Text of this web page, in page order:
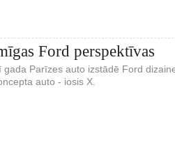
Ford perspektīvas
gada Parīzes auto izstādē Ford
auto - iosis X.